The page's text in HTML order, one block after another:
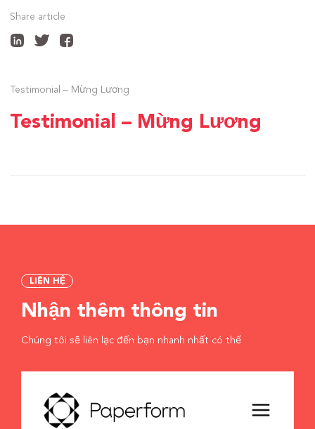
Share article
Testimonial – Mừng Lương
Testimonial – Mừng Lương
LIÊN HỆ
Nhận thêm thông tin
Chúng tôi sẽ liên lạc đến bạn nhanh nhất có thể